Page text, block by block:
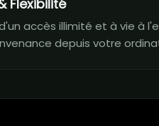
Flexibilité
accès illimité et à vie à
depuis votre